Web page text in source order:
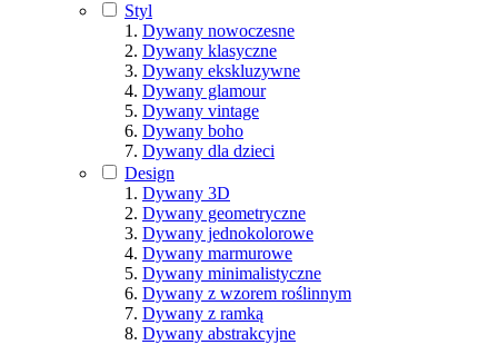
Styl
Dywany nowoczesne
Dywany klasyczne
Dywany ekskluzywne
Dywany glamour
Dywany vintage
Dywany boho
Dywany dla dzieci
Design
Dywany 3D
Dywany geometryczne
Dywany jednokolorowe
Dywany marmurowe
Dywany minimalistyczne
Dywany z wzorem roślinnym
Dywany z ramką
Dywany abstrakcyjne